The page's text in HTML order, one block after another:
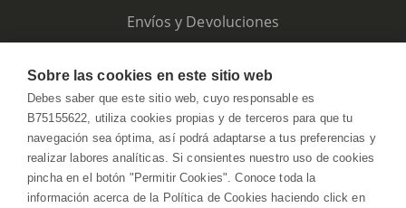
Envíos y Devoluciones
Sobre las cookies en este sitio web
Debes saber que este sitio web, cuyo responsable es
B75155622, utiliza cookies propias y de terceros para que tu
navegación sea óptima, así podrá adaptarse a tus preferencias y
realizar labores analíticas. Si consientes nuestro uso de cookies
pincha en el botón "Permitir Cookies". Conoce toda la
información acerca de la Política de Cookies haciendo click en